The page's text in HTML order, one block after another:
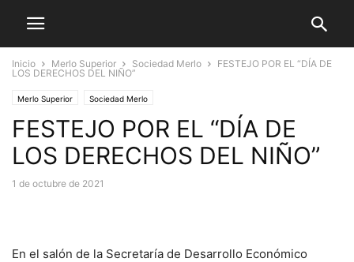
Inicio Merlo Superior Sociedad Merlo
FESTEJO POR EL “DÍA DE
LOS DERECHOS DEL NIÑO”
Merlo Superior Sociedad Merlo
FESTEJO POR EL “DÍA DE
LOS DERECHOS DEL NIÑO”
1 de octubre de 2021
En el salón de la Secretaría de Desarrollo Económico